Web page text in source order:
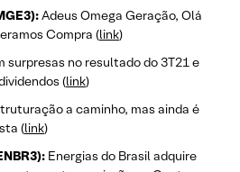
Adeus Omega Geração, Olá
Compra (link)
surpresas no resultado do 3T21 e
(link)
a caminho, mas ainda é
(link)
Energias do Brasil adquire